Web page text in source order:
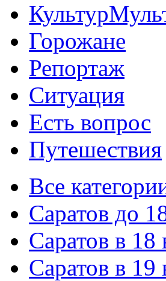
Горожане
Репортаж
Ситуация
Есть вопрос
Путешествия
Все
Саратов до
Саратов в 18
Саратов в 19